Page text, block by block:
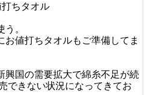
ちタオル
。
お値打ちタオルもご準備してま
興国の需要拡大で綿糸不足が続
できない状況になってきてお